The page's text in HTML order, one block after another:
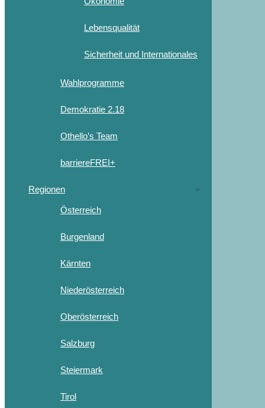
Lebensqualität
Sicherheit und Internationales
Wahlprogramme
Demokratie 2.18
Othello’s Team
barriereFREI+
Regionen
Österreich
Burgenland
Kärnten
Niederösterreich
Oberösterreich
Salzburg
Steiermark
Tirol